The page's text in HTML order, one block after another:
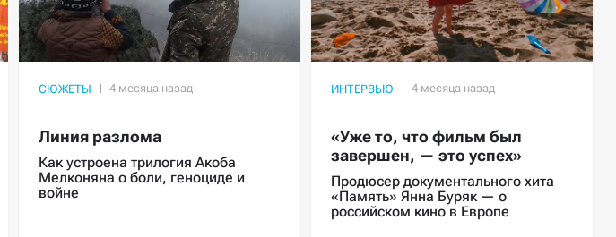
СЮЖЕТЫ
Линия разлома
Как устроена трилогия Акоба
Мелконяна о боли, геноциде и
войне
ИНТЕРВЬЮ
«Уже то, что фильм был
завершен, — это успех»
Продюсер документального хита
«Память» Янна Буряк — о
российском кино в Европе